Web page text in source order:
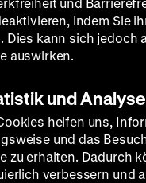
indem Sie
Dies kann sich jedoch
auswirken.
und Analyse
helfen uns,
und das
zu erhalten. Dadurch
verbessern und